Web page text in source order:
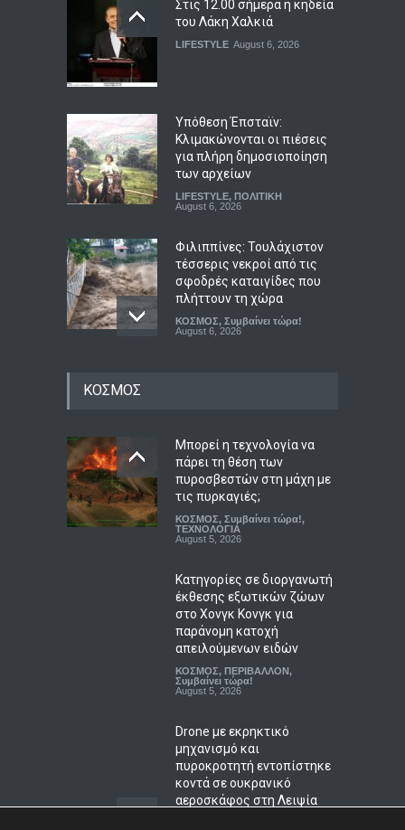
Στις 12.00 σήμερα η κηδεία
του Λάκη Χαλκιά
LIFESTYLE August 6, 2026
Υπόθεση Έπσταϊν:
Κλιμακώνονται οι πιέσεις
για πλήρη δημοσιοποίηση
των αρχείων
LIFESTYLE, ΠΟΛΙΤΙΚΗ
August 6, 2026
Φιλιππίνες: Τουλάχιστον
τέσσερις νεκροί από τις
σφοδρές καταιγίδες που
πλήττουν τη χώρα
ΚΟΣΜΟΣ, Συμβαίνει τώρα!
August 6, 2026
προβλήματα του ΕΣΥ
ΠΟΛΙΤΙΚΗ,Συμβαίνει τώρα!
August 6, 2026
Μυστράς: Παθολογική
αγάπη για τους γονείς του
του 55χρονου που έκρυβε
τη σορό του πατέρα του
στον καταψύκτη
ΑΠΟΨΕΙΣ, ΚΟΙΝΩΝΙΚΑ
August 6, 2026
ΚΟΣΜΟΣ
Μπορεί η τεχνολογία να
πάρει τη θέση των
πυροσβεστών στη μάχη με
τις πυρκαγιές;
ΚΟΣΜΟΣ, Συμβαίνει τώρα!,
ΤΕΧΝΟΛΟΓΙΑ
August 5, 2026
Κατηγορίες σε διοργανωτή
έκθεσης εξωτικών ζώων
στο Χονγκ Κονγκ για
παράνομη κατοχή
απειλούμενων ειδών
ΚΟΣΜΟΣ, ΠΕΡΙΒΑΛΛΟΝ,
Συμβαίνει τώρα!
August 5, 2026
Drone με εκρηκτικό
μηχανισμό και
πυροκροτητή εντοπίστηκε
κοντά σε ουκρανικό
αεροσκάφος στη Λειψία